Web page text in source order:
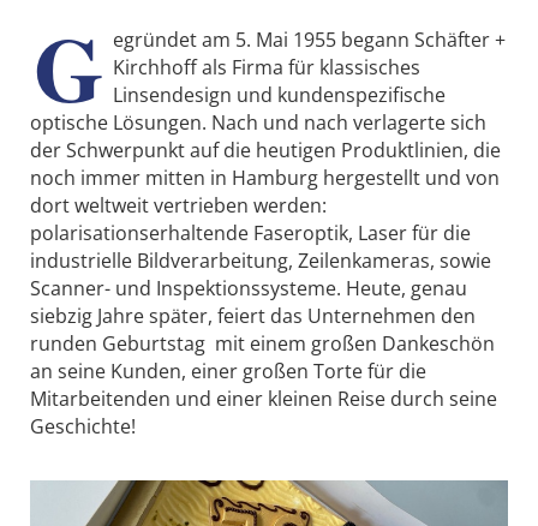
G egründet am 5. Mai 1955 begann Schäfter +
Kirchhoff als Firma für klassisches
Linsendesign und kundenspezifische
optische Lösungen. Nach und nach verlagerte sich
der Schwerpunkt auf die heutigen Produktlinien, die
noch immer mitten in Hamburg hergestellt und von
dort weltweit vertrieben werden:
polarisationserhaltende Faseroptik, Laser für die
industrielle Bildverarbeitung, Zeilenkameras, sowie
Scanner- und Inspektionssysteme. Heute, genau
siebzig Jahre später, feiert das Unternehmen den
runden Geburtstag mit einem großen Dankeschön
an seine Kunden, einer großen Torte für die
Mitarbeitenden und einer kleinen Reise durch seine
Geschichte!